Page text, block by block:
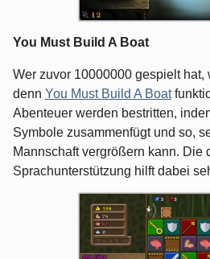
You Must Build A Boat
Wer zuvor 10000000 gespielt hat,
denn You Must Build A Boat
Abenteuer werden bestritten,
Symbole zusammenfügt und so,
Mannschaft vergrößern kann. Die
Sprachunterstützung hilft dabei